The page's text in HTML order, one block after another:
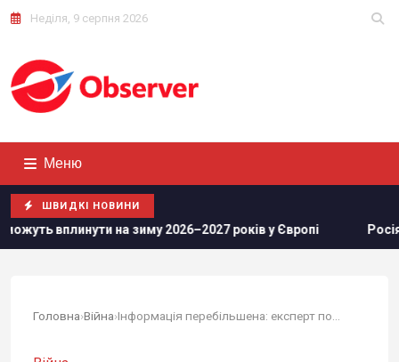
Неділя, 9 серпня 2026
Меню
ШВИДКІ НОВИНИ
років у Європі Росіяни просунулися у
Головна›Війна›